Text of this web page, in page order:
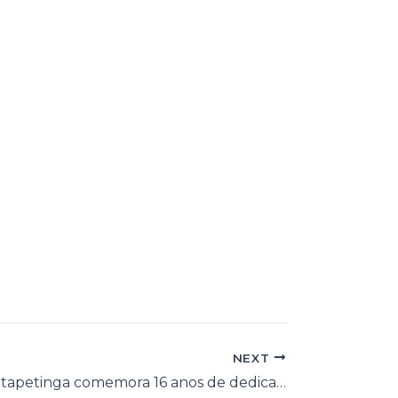
NEXT
SAE/CTA de Itapetinga comemora 16 anos de dedicação à saúde da população